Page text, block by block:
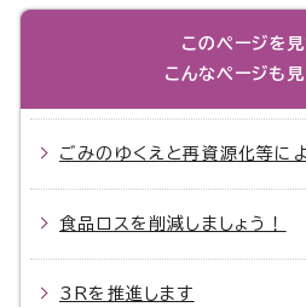
このページを
こんなページも
ごみのゆくえと再資源化等に
食品ロスを削減しましょう！
3Rを推進します